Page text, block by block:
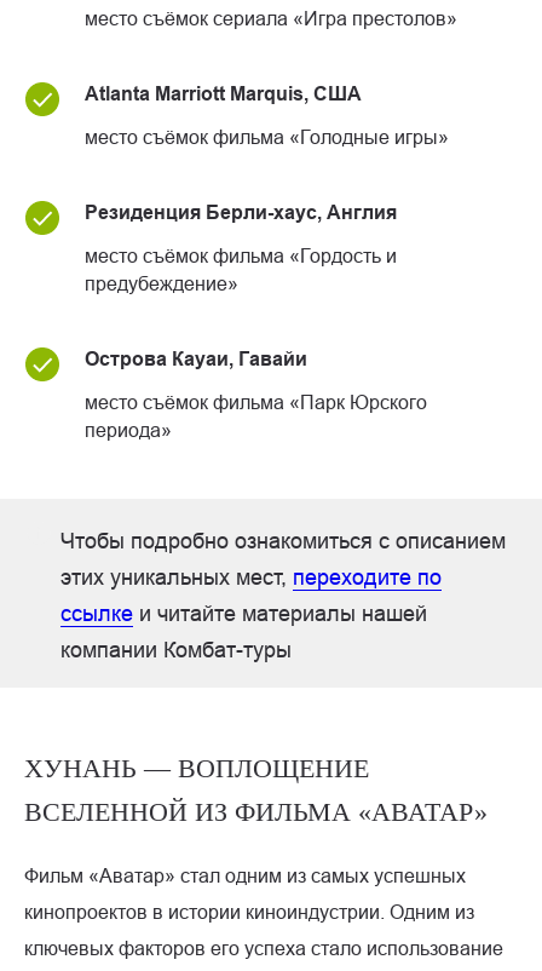
место съёмок сериала «Игра престолов»
Atlanta Marriott Marquis, США
место съёмок фильма «Голодные игры»
Резиденция Берли-хаус, Англия
место съёмок фильма «Гордость и
предубеждение»
Острова Кауаи, Гавайи
место съёмок фильма «Парк Юрского
периода»
Чтобы подробно ознакомиться с описанием
этих уникальных мест, переходите по
ссылке и читайте материалы нашей
компании Комбат-туры
ХУНАНЬ — ВОПЛОЩЕНИЕ
ВСЕЛЕННОЙ ИЗ ФИЛЬМА «АВАТАР»
Фильм «Аватар» стал одним из самых успешных
кинопроектов в истории киноиндустрии. Одним из
ключевых факторов его успеха стало использование